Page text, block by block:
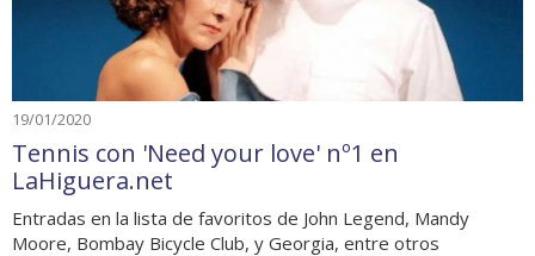
19/01/2020
Tennis con 'Need your love' nº1 en
LaHiguera.net
Entradas en la lista de favoritos de John Legend, Mandy
Moore, Bombay Bicycle Club, y Georgia, entre otros